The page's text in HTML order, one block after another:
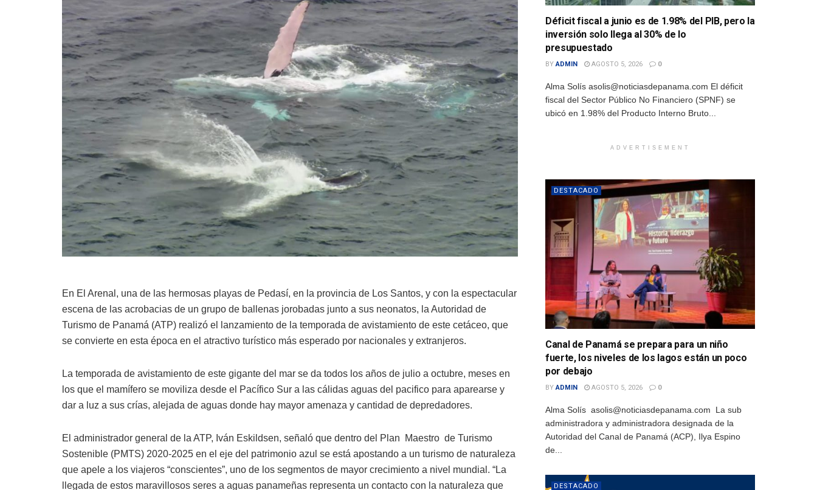
En El Arenal, una de las hermosas playas de Pedasí, en la provincia de Los Santos, y con la espectacular
escena de las acrobacias de un grupo de ballenas jorobadas junto a sus neonatos, la Autoridad de
Turismo de Panamá (ATP) realizó el lanzamiento de la temporada de avistamiento de este cetáceo, que
se convierte en esta época en el atractivo turístico más esperado por nacionales y extranjeros.
La temporada de avistamiento de este gigante del mar se da todos los años de julio a octubre, meses en
los que el mamífero se moviliza desde el Pacífico Sur a las cálidas aguas del pacifico para aparearse y
dar a luz a sus crías, alejada de aguas donde hay mayor amenaza y cantidad de depredadores.
El administrador general de la ATP, Iván Eskildsen, señaló que dentro del Plan Maestro de Turismo
Sostenible (PMTS) 2020-2025 en el eje del patrimonio azul se está apostando a un turismo de naturaleza
que apele a los viajeros “conscientes”, uno de los segmentos de mayor crecimiento a nivel mundial. “La
llegada de estos maravillosos seres a aguas panameñas representa un contacto con la naturaleza que
Déficit fiscal a junio es de 1.98% del PIB, pero la
inversión solo llega al 30% de lo
presupuestado
BY ADMIN AGOSTO 5, 2026 0
Alma Solís asolis@noticiasdepanama.com El déficit
fiscal del Sector Público No Financiero (SPNF) se
ubicó en 1.98% del Producto Interno Bruto...
ADVERTISEMENT
DESTACADO
Canal de Panamá se prepara para un niño
fuerte, los niveles de los lagos están un poco
por debajo
BY ADMIN AGOSTO 5, 2026 0
Alma Solís asolis@noticiasdepanama.com La sub
administradora y administradora designada de la
Autoridad del Canal de Panamá (ACP), Ilya Espino
de...
DESTACADO